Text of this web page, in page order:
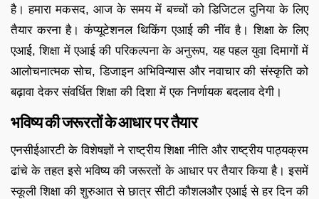
है। हमारा मकसद, आज के समय में बच्चों को डिजिटल दुनिया के लिए
तैयार करना है। कंप्यूटेशनल थिकिंग एआई की नींव है। शिक्षा के लिए
एआई, शिक्षा में एआई की परिकल्पना के अनुरूप, यह पहल युवा दिमागों में
आलोचनात्मक सोच, डिजाइन अभिविन्यास और नवाचार की संस्कृति को
बढ़ावा देकर संवर्धित शिक्षा की दिशा में एक निर्णायक बदलाव देगी।
भविष्य की जरूरतों के आधार पर तैयार
एनसीईआरटी के विशेषज्ञों ने राष्ट्रीय शिक्षा नीति और राष्ट्रीय पाठ्यक्रम
ढांचे के तहत इसे भविष्य की जरूरतों के आधार पर तैयार किया है। इसमें
स्कूली शिक्षा की शुरुआत से छात्र सीटी कौशलऔर एआई से हर दिन की